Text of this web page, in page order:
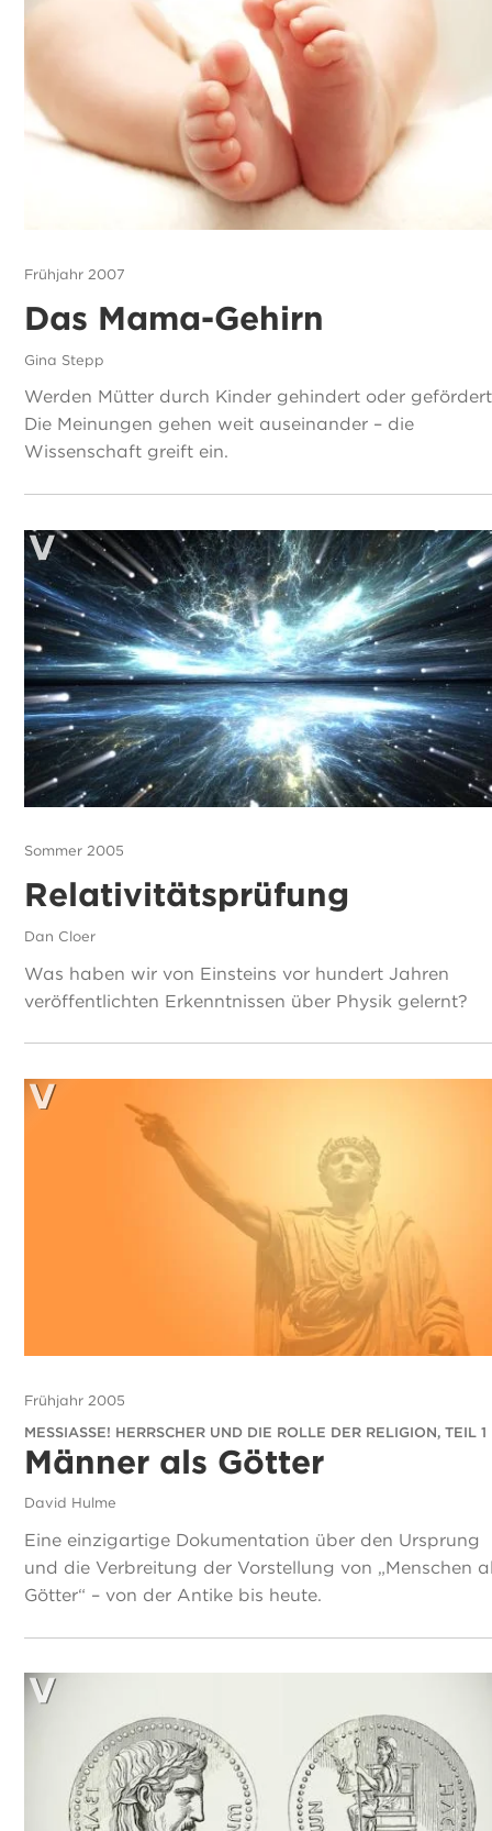
Frühjahr 2007
Das Mama-Gehirn
Gina Stepp
Werden Mütter durch Kinder gehindert oder
Die Meinungen gehen weit auseinander – die
Wissenschaft greift ein.
Sommer 2005
Relativitätsprüfung
Dan Cloer
Was haben wir von Einsteins vor hundert Jahren
veröffentlichten Erkenntnissen über Physik gelernt?
Frühjahr 2005
MESSIASSE! HERRSCHER UND DIE ROLLE DER RELIGION, TEIL 1
Männer als Götter
David Hulme
Eine einzigartige Dokumentation über den Ursprung
und die Verbreitung der Vorstellung von „Menschen
Götter“ – von der Antike bis heute.